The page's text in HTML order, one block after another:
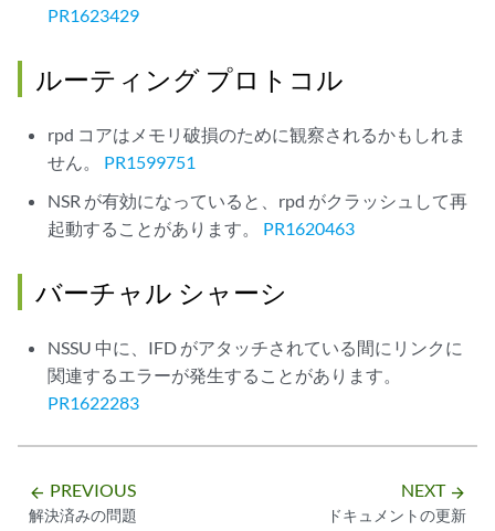
PR1623429
ルーティング プロトコル
rpd コアはメモリ破損のために観察されるかもしれま
せん。 PR1599751
NSR が有効になっていると、rpd がクラッシュして再
起動することがあります。 PR1620463
バーチャル シャーシ
NSSU 中に、IFD がアタッチされている間にリンクに
関連するエラーが発生することがあります。
PR1622283
arrow_backward PREVIOUS
解決済みの問題
NEXT arrow_forward
ドキュメントの更新